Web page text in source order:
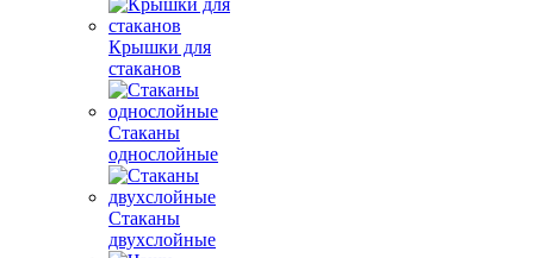
Крышки для
стаканов
Стаканы
однослойные
Стаканы
двухслойные